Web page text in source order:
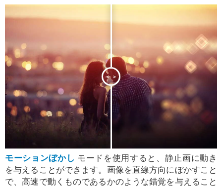
< >
モーションぼかし モードを使用すると、静止画に動き
を与えることができます。画像を直線方向にぼかすこと
で、高速で動くものであるかのような錯覚を与えること